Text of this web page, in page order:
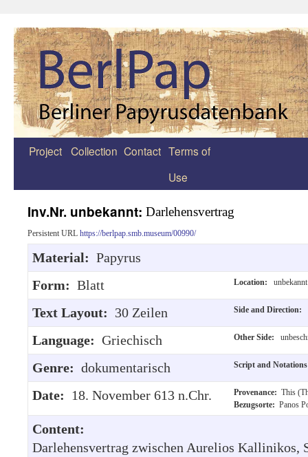
Zum
Project Collection Contact Terms of
Use
Inv.Nr. unbekannt: Darlehensvertrag
Persistent URL https://berlpap.smb.museum/00990/
Material: Papyrus
Form: Blatt Location: unbekannt
Text Layout: 30 Zeilen Side and Direction:
Language: Griechisch Other Side:
Genre: dokumentarisch Script and
Date: 18. November 613 n.Chr. Provenance: This
Bezugsorte: Panos
Content:
Darlehensvertrag zwischen Aurelios Kallinikos,